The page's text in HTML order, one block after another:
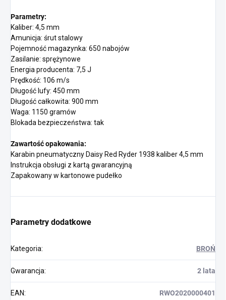
Parametry:
Kaliber: 4,5 mm
Amunicja: śrut stalowy
Pojemność magazynka: 650 nabojów
Zasilanie: sprężynowe
Energia producenta: 7,5 J
Prędkość: 106 m/s
Długość lufy: 450 mm
Długość całkowita: 900 mm
Waga: 1150 gramów
Blokada bezpieczeństwa: tak
Zawartość opakowania:
Karabin pneumatyczny Daisy Red Ryder 1938 kaliber 4,5 mm
Instrukcja obsługi z kartą gwarancyjną
Zapakowany w kartonowe pudełko
Parametry dodatkowe
Kategoria: BROŃ
Gwarancja: 2 lata
EAN: RWO2020000401